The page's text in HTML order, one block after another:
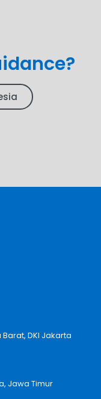
DKI Jakarta
Jawa Timur